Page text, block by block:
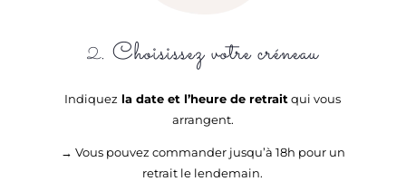
2. Choisissez votre créneau
Indiquez la date et l’heure de retrait qui vous
arrangent.
→ Vous pouvez commander jusqu’à 18h pour un
retrait le lendemain.